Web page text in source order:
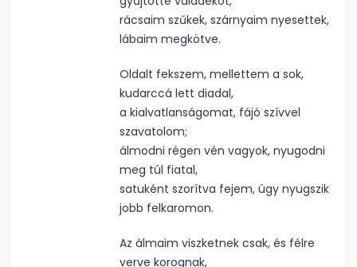
rácsaim szűkek, szárnyaim nyesettek,
lábaim megkötve.
Oldalt fekszem, mellettem a sok,
kudarccá lett diadal,
a kialvatlanságomat, fájó szívvel
szavatolom;
álmodni régen vén vagyok, nyugodni
meg túl fiatal,
satuként szorítva fejem, úgy nyugszik
jobb felkaromon.
Az álmaim viszketnek csak, és félre
verve korognak,